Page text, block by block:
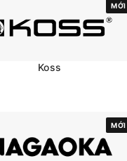
MỚI
Koss
MỚI